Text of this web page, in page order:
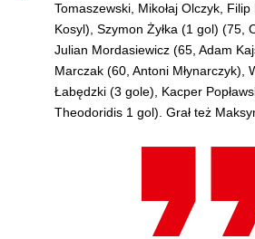
Tomaszewski, Mikołaj Olczyk,
Kosyl), Szymon Żyłka (1 gol) (75,
Julian Mordasiewicz (65, Adam
Marczak (60, Antoni Młynarczyk),
Łabędzki (3 gole), Kacper
Theodoridis 1 gol). Grał też